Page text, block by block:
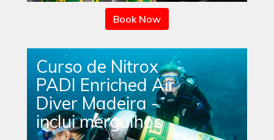
Book Now
Curso de Nitrox
PADI Enriched Air
Diver Madeira -
inclui mergulhos